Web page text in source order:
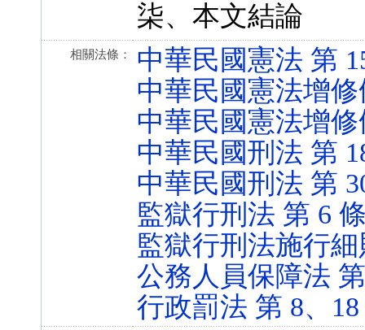
柒、本文結論
相關法條：
中華民國憲法 第
中華民國憲法增修
中華民國憲法增修
中華民國刑法 第
中華民國刑法 第
監獄行刑法 第 6
監獄行刑法施行細
公務人員保障法
行政罰法 第 8、